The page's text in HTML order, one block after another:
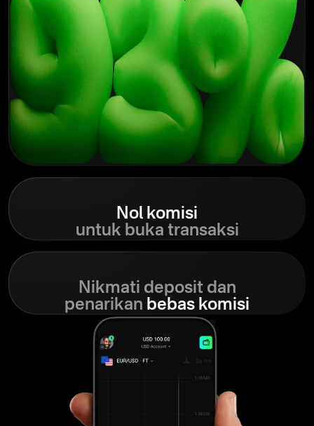
Nol komisi
untuk buka transaksi
Nikmati deposit dan
penarikan bebas komisi